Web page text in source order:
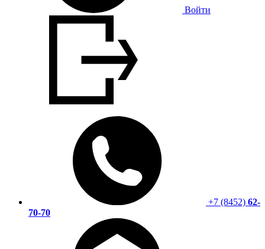
Войти
+7 (8452) 62-
70-70